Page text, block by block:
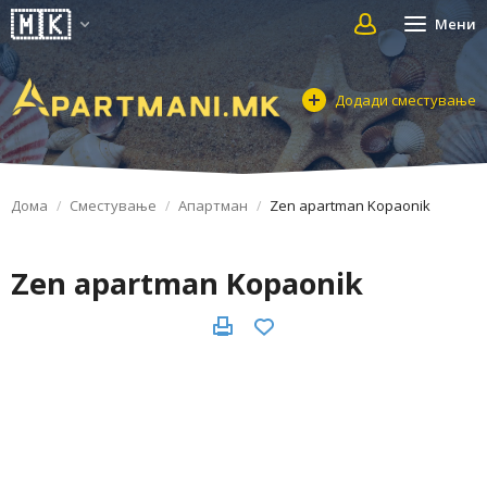
Мени
Додади сместување
Дома Сместување Апартман Zen apartman Kopaonik
Zen apartman Kopaonik